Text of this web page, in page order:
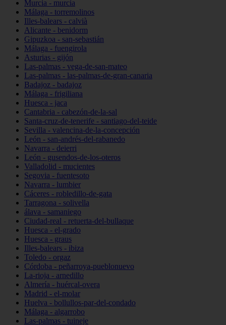
Murcia - murcia
Málaga - torremolinos
Illes-balears - calvià
Alicante - benidorm
Gipuzkoa - san-sebastián
Málaga - fuengirola
Asturias - gijón
Las-palmas - vega-de-san-mateo
Las-palmas - las-palmas-de-gran-canaria
Badajoz - badajoz
Málaga - frigiliana
Huesca - jaca
Cantabria - cabezón-de-la-sal
Santa-cruz-de-tenerife - santiago-del-teide
Sevilla - valencina-de-la-concepción
León - san-andrés-del-rabanedo
Navarra - deierri
León - gusendos-de-los-oteros
Valladolid - mucientes
Segovia - fuentesoto
Navarra - lumbier
Cáceres - robledillo-de-gata
Tarragona - solivella
álava - samaniego
Ciudad-real - retuerta-del-bullaque
Huesca - el-grado
Huesca - graus
Illes-balears - ibiza
Toledo - orgaz
Córdoba - peñarroya-pueblonuevo
La-rioja - arnedillo
Almería - huércal-overa
Madrid - el-molar
Huelva - bollullos-par-del-condado
Málaga - algarrobo
Las-palmas - tuineje